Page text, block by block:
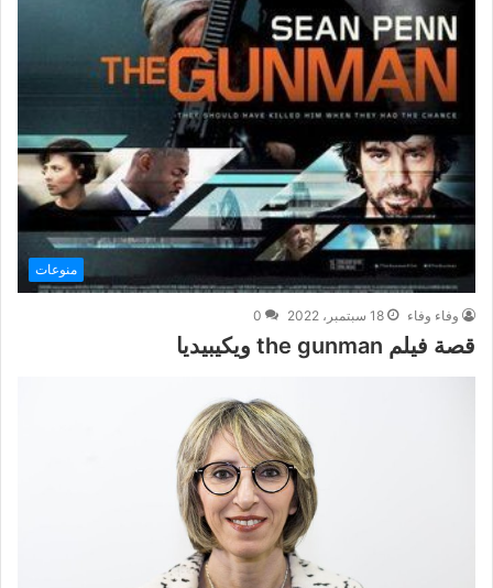
منوعات
وفاء وفاء 18 سبتمبر، 2022 0
قصة فيلم the gunman ويكيبيديا